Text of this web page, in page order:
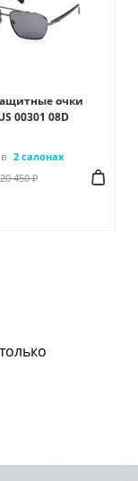
очки
00301 08D
2 салонах
20 450 ₽